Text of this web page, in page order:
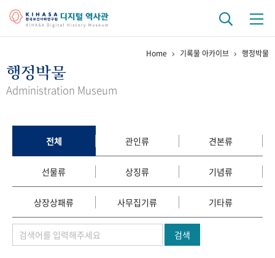
걸어온 길 기관 변천사
정책과 연구 키워드로 보는 연구 역사
연구자들
간행물 변천사
기록물 아카이브
사진 아카이브 문서 기록물 행정박물 영상 기록물
Home 기록물 아카이브 행정박물
행정박물
Administration Museum
전체 관인류 견본류
선물류 상징류 기념류
상장상패류 사무집기류 기타류
검색